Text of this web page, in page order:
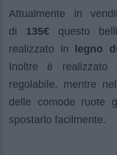
Attualmente in
di 135€ questo
realizzato in
legno
Inoltre è realizzato
regolabile, mentre
delle comode ruote
spostarlo facilmente.